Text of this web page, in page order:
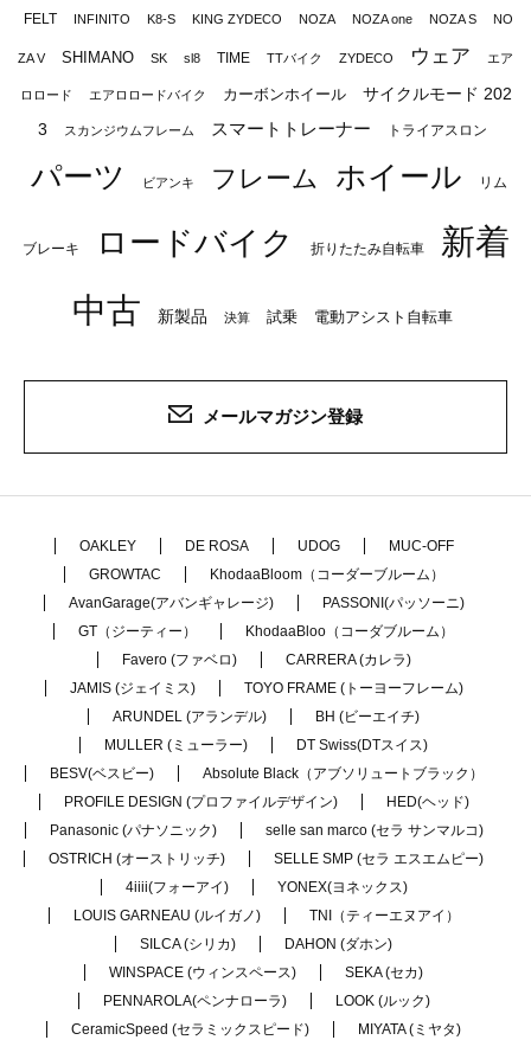
FELT INFINITO K8-S KING ZYDECO NOZA NOZA one NOZA S NO
ZA V SHIMANO SK sl8 TIME TTバイク ZYDECO ウェア エア
ロロード エアロロードバイク カーボンホイール
サイクルモード 202
3
スカンジウムフレーム スマートトレーナー トライアスロン
パーツ ビアンキ フレーム ホイール リム
ブレーキ ロードバイク 折りたたみ自転車
新着
中古
新製品 決算 試乗 電動アシスト自転車
メールマガジン登録
OAKLEY DE ROSA UDOG
MUC-OFF
GROWTAC
KhodaaBloom（コーダーブルーム）
AvanGarage(アバンギャレージ)
PASSONI(パッソーニ)
GT（ジーティー）
KhodaaBloo（コーダブルーム）
Favero (ファベロ)
CARRERA (カレラ)
JAMIS (ジェイミス)
TOYO FRAME (トーヨーフレーム)
ARUNDEL (アランデル)
BH (ビーエイチ)
MULLER (ミューラー)
DT Swiss(DTスイス)
BESV(ベスビー)
Absolute Black（アブソリュートブラック）
PROFILE DESIGN (プロファイルデザイン)
HED(ヘッド)
Panasonic (パナソニック)
selle san marco (セラ サンマルコ)
OSTRICH (オーストリッチ)
SELLE SMP (セラ エスエムピー)
4iiii(フォーアイ)
YONEX(ヨネックス)
LOUIS GARNEAU (ルイガノ)
TNI（ティーエヌアイ）
SILCA (シリカ)
DAHON (ダホン)
WINSPACE (ウィンスペース)
SEKA (セカ)
PENNAROLA(ペンナローラ)
LOOK (ルック)
CeramicSpeed (セラミックスピード)
MIYATA (ミヤタ)